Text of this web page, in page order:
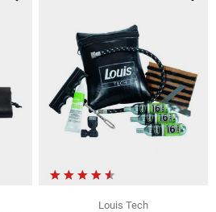
Louis Tech